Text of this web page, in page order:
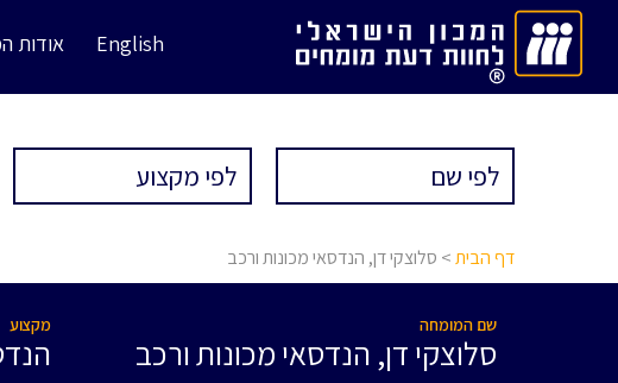
English אודות
דף הבית> סלוצקי דן, הנדסאי מכונות ורכב
שם המומחה
סלוצקי דן, הנדסאי מכונות ורכב
מקצוע